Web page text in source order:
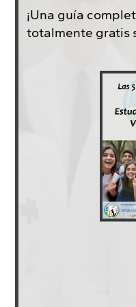
¡Una guía
totalmente gratis